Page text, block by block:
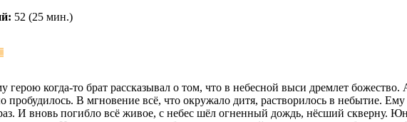
52 (25 мин.)
герою когда-то брат рассказывал о том, что в небесной выси дремлет божество.
пробудилось. В мгновение всё, что окружало дитя, растворилось в небытие.
И вновь погибло всё живое, с небес шёл огненный дождь, нёсший скверну.